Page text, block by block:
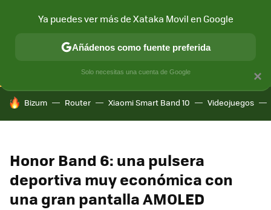
CONECTIVIDAD MÓVIL Y SOCIEDAD APLICACIONES
HOY SE HABLA DE
Bizum Router Xiaomi Smart Band 10 Videojuegos
Honor Band 6: una pulsera
deportiva muy económica con
una gran pantalla AMOLED
×
Ya puedes ver más de Xataka Movil en Google
Añádenos como fuente preferida
Solo necesitas una cuenta de Google